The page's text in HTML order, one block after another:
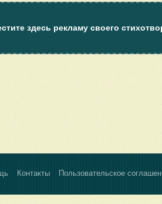
здесь рекламу своего
Контакты Пользовательское